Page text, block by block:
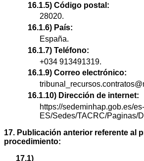
16.1.5) Código postal:
28020.
16.1.6) País:
España.
16.1.7) Teléfono:
+034 913491319.
16.1.9) Correo electrónico:
16.1.10) Dirección de internet:
https://sedeminhap.gob.es/es-
ES/Sedes/TACRC/Paginas/
17. Publicación anterior referente al
procedimiento:
17.1)